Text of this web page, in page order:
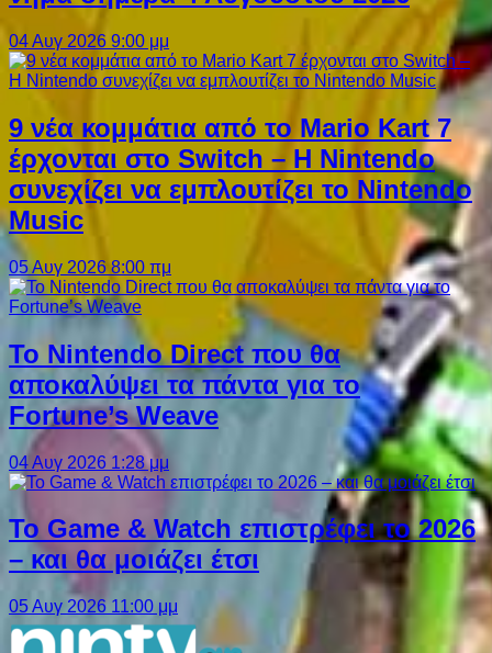
04 Αυγ 2026 9:00 μμ
9 νέα κομμάτια από το Mario Kart 7
έρχονται στο Switch – Η Nintendo
συνεχίζει να εμπλουτίζει το Nintendo
Music
05 Αυγ 2026 8:00 πμ
Το Nintendo Direct που θα
αποκαλύψει τα πάντα για το
Fortune’s Weave
04 Αυγ 2026 1:28 μμ
Το Game & Watch επιστρέφει το 2026
– και θα μοιάζει έτσι
05 Αυγ 2026 11:00 μμ